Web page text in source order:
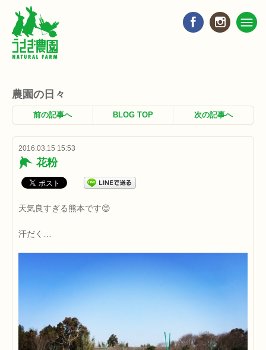
農園の日々
前の記事へ BLOG TOP 次の記事へ
2016.03.15 15:53
花粉
天気良すぎる熊本です😊
汗だく…